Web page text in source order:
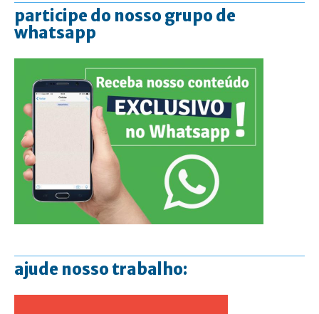
participe do nosso grupo de
whatsapp
ajude nosso trabalho: